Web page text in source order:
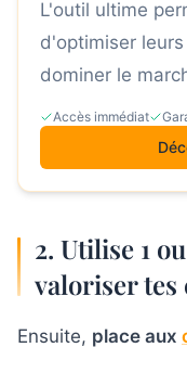
L'outil ultime
d'optimiser
dominer le
Accès immédiat
2. Utilise 1
valoriser tes
Ensuite, place aux